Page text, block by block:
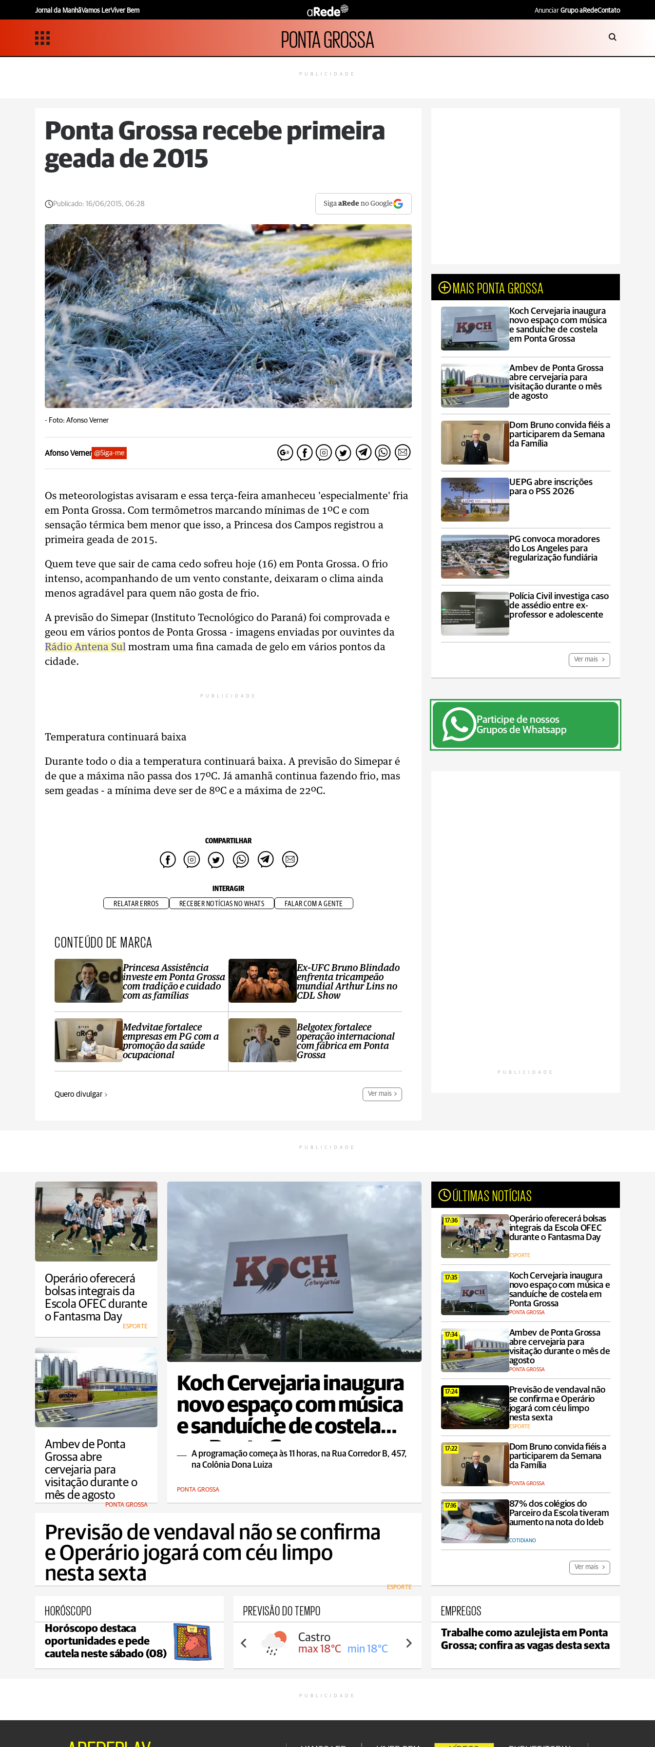
Jornal da ManhãVamos LerViver Bem Anunciar Grupo aRedeContato
PONTA GROSSA
PUBLICIDADE
Ponta Grossa recebe primeira
geada de 2015
Publicado: 16/06/2015, 06:28 SigaaRede no Google
- Foto: Afonso Verner
Afonso Verner @Siga-me
Os meteorologistas avisaram e essa terça-feira amanheceu 'especialmente' fria
em Ponta Grossa. Com termômetros marcando mínimas de 1ºC e com
sensação térmica bem menor que isso, a Princesa dos Campos registrou a
primeira geada de 2015.
Quem teve que sair de cama cedo sofreu hoje (16) em Ponta Grossa. O frio
intenso, acompanhando de um vento constante, deixaram o clima ainda
menos agradável para quem não gosta de frio.
A previsão do Simepar (Instituto Tecnológico do Paraná) foi comprovada e
geou em vários pontos de Ponta Grossa - imagens enviadas por ouvintes da
Rádio Antena Sul mostram uma fina camada de gelo em vários pontos da
cidade.
PUBLICIDADE
Temperatura continuará baixa
Durante todo o dia a temperatura continuará baixa. A previsão do Simepar é
de que a máxima não passa dos 17ºC. Já amanhã continua fazendo frio, mas
sem geadas - a mínima deve ser de 8ºC e a máxima de 22ºC.
COMPARTILHAR
INTERAGIR
RELATAR ERROS RECEBER NOTÍCIAS NO WHATS FALAR COM A GENTE
CONTEÚDO DE MARCA
Princesa Assistência
investe em Ponta Grossa
com tradição e cuidado
com as famílias
Medvitae fortalece
empresas em PG com a
promoção da saúde
ocupacional
Ex-UFC Bruno Blindado
enfrenta tricampeão
mundial Arthur Lins no
CDL Show
Belgotex fortalece
operação internacional
com fábrica em Ponta
Grossa
Quero divulgar Ver mais
MAIS PONTA GROSSA
Koch Cervejaria inaugura
novo espaço com música
e sanduíche de costela
em Ponta Grossa
Ambev de Ponta Grossa
abre cervejaria para
visitação durante o mês
de agosto
Dom Bruno convida fiéis a
participarem da Semana
da Família
UEPG abre inscrições
para o PSS 2026
PG convoca moradores
do Los Angeles para
regularização fundiária
Polícia Civil investiga caso
de assédio entre ex-
professor e adolescente
Ver mais
Participe de nossos
Grupos de Whatsapp
PUBLICIDADE
PUBLICIDADE
Operário oferecerá
bolsas integrais da
Escola OFEC durante
o Fantasma Day
ESPORTE
Koch Cervejaria inaugura
novo espaço com música
e sanduíche de costela
em Ponta Grossa
A programação começa às 11 horas, na Rua Corredor B, 457,
na Colônia Dona Luiza
PONTA GROSSA
ÚLTIMAS NOTÍCIAS
17:36
Operário oferecerá bolsas
integrais da Escola OFEC
durante o Fantasma Day
ESPORTE
17:35
Koch Cervejaria inaugura
novo espaço com música e
sanduíche de costela em
Ponta Grossa
PONTA GROSSA
17:34
Ambev de Ponta Grossa
abre cervejaria para
visitação durante o mês de
agosto
PONTA GROSSA
17:24
Previsão de vendaval não
se confirma e Operário
jogará com céu limpo
nesta sexta
ESPORTE
17:22
Dom Bruno convida fiéis a
participarem da Semana
da Família
PONTA GROSSA
17:16
87% dos colégios do
Parceiro da Escola tiveram
aumento na nota do Ideb
COTIDIANO
Ver mais
Ambev de Ponta
Grossa abre
cervejaria para
visitação durante o
mês de agosto
PONTA GROSSA
Previsão de vendaval não se confirma
e Operário jogará com céu limpo
nesta sexta
ESPORTE
HORÓSCOPO
Horóscopo destaca
oportunidades e pede
cautela neste sábado (08)
PREVISÃO DO TEMPO
Castro
max 18°C min 18°C
Carambeí
max 18°C min 17°C
Jaguariaíva
max 19°C min 18°C
EMPREGOS
Trabalhe como azulejista em Ponta
Grossa; confira as vagas desta sexta
PUBLICIDADE